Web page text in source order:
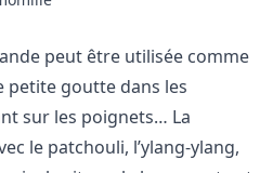
peut être utilisée comme
petite goutte dans les
sur les poignets… La
le patchouli, l’ylang-ylang,